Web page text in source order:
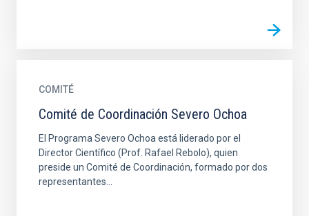
COMITÉ
Comité de Coordinación Severo Ochoa
El Programa Severo Ochoa está liderado por el
Director Científico (Prof. Rafael Rebolo), quien
preside un Comité de Coordinación, formado por dos
representantes...